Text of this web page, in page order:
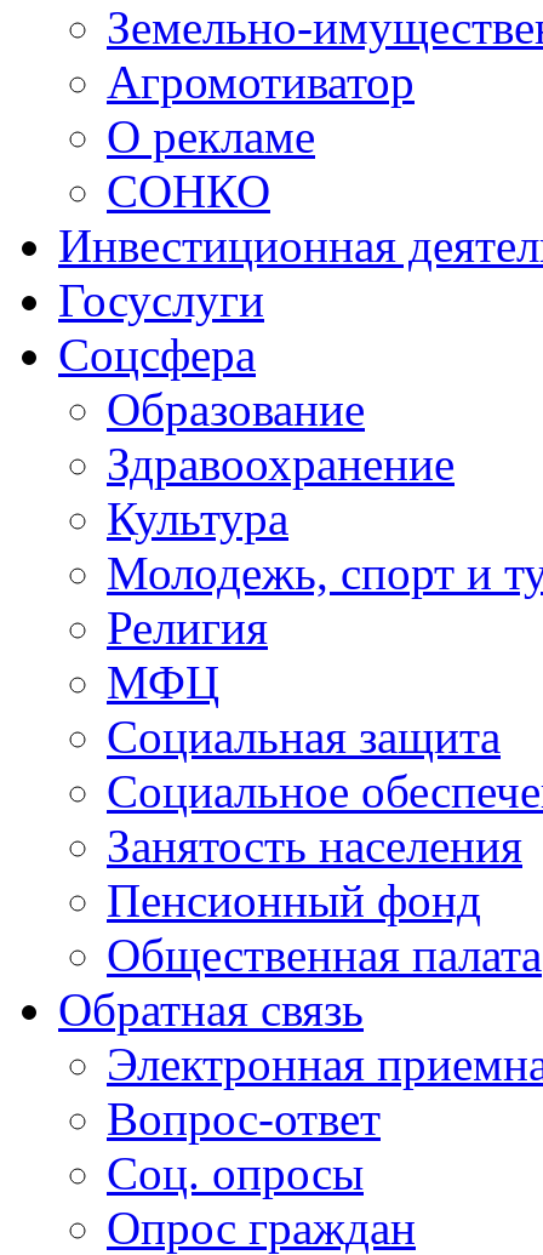
Земельно-
Агромотиватор
О рекламе
СОНКО
Инвестиционная
Госуслуги
Соцсфера
Образование
Здравоохранение
Культура
Молодежь, спорт и
Религия
МФЦ
Социальная защита
Социальное
Занятость населения
Пенсионный фонд
Общественная палата
Обратная связь
Электронная
Вопрос-ответ
Соц. опросы
Опрос граждан